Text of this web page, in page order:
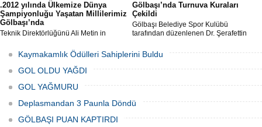
.2012 yılında Ülkemize Dünya
Şampiyonluğu Yaşatan Millilerimiz
Gölbaşı’nda
Teknik Direktörlüğünü Ali Metin in
Mücahit Öztürk ve Mehmet Tevfik
Erdenerin yapmaktadır.2012 yılında
Ülkemize Dünya Şampiyonluğu yaşatan
durumda.
Gölbaşı’nda Turnuva Kuraları
Çekildi
Gölbaşı Belediye Spor Kulübü
tarafından düzenlenen Dr. Şerafettin
altında futbol turnuvası için kuralar
çekildi.
Kaymakamlık Ödülleri Sahiplerini Buldu
GOL OLDU YAĞDI
GOL YAĞMURU
Deplasmandan 3 Paunla Döndü
GÖLBAŞI PUAN KAPTIRDI